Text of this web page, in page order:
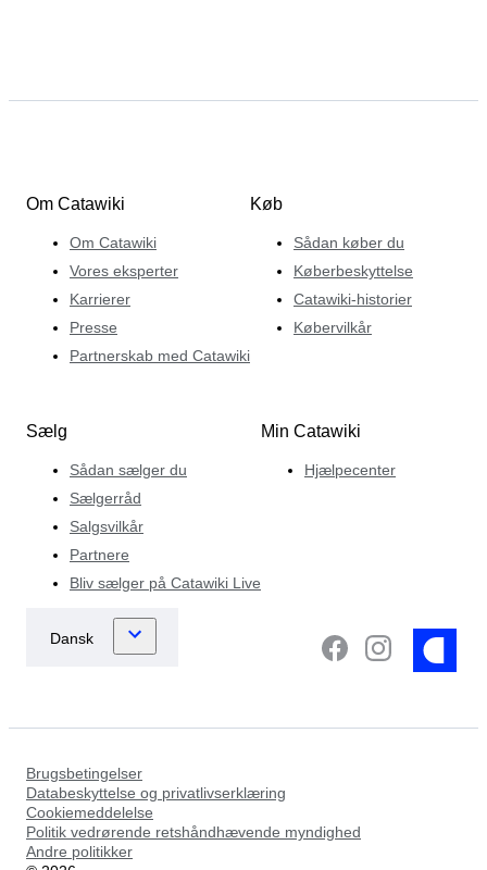
Om Catawiki
Om Catawiki
Vores eksperter
Karrierer
Presse
Partnerskab med Catawiki
Køb
Sådan køber du
Køberbeskyttelse
Catawiki-historier
Købervilkår
Sælg
Sådan sælger du
Sælgerråd
Salgsvilkår
Partnere
Bliv sælger på Catawiki Live
Min Catawiki
Hjælpecenter
Brugsbetingelser
Databeskyttelse og privatlivserklæring
Cookiemeddelelse
Politik vedrørende retshåndhævende myndighed
Andre politikker